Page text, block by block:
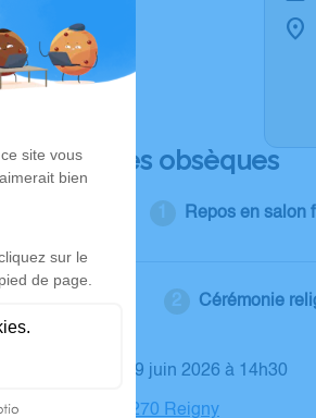
Déroulé des obsèques
Repos en salon
Cérémonie
Le mardi 09 juin 2026 à 14h30
Église, 18270 Reigny